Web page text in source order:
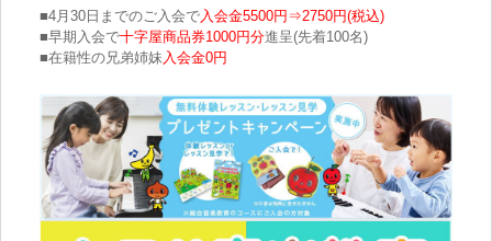
■4月30日までのご入会で入会金5500円⇒2750円(税込)
■早期入会で十字屋商品券1000円分進呈(先着100名)
■在籍性の兄弟姉妹入会金0円